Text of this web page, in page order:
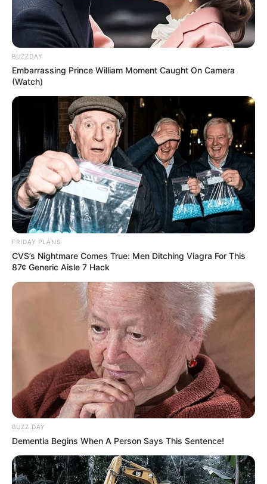
BUZZDAY
Embarrassing Prince William Moment Caught On Camera
(Watch)
FRIDAY PLANS
CVS’s Nightmare Comes True: Men Ditching Viagra For This
87¢ Generic Aisle 7 Hack
BUZZ DAY
Dementia Begins When A Person Says This Sentence!